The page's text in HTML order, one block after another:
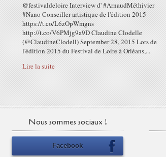
@festivaldeloire Interview d' #ArnaudMéthivier
#Nano Conseiller artistique de l'édition 2015
https://t.co/L6zOpWmgns
http://t.co/V6PMjg9a9D Claudine Clodelle
(@ClaudineClodell) September 28, 2015 Lors de
l'édition 2015 du Festival de Loire à Orléans,...
Lire la suite
Nous sommes sociaux !
Facebook